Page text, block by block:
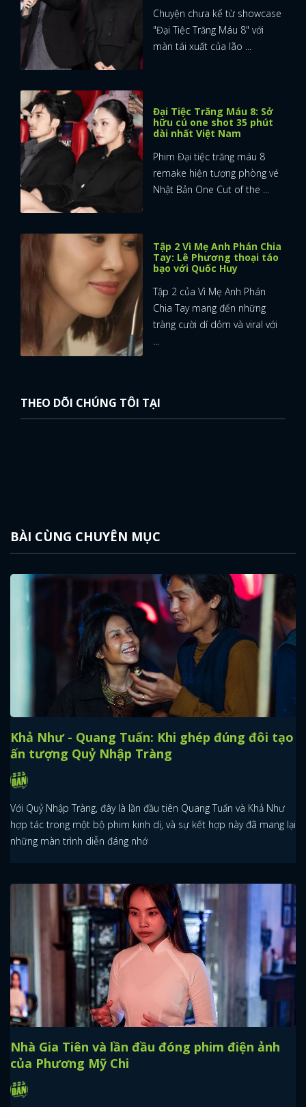
Chuyện chưa kể từ showcase
"Đại Tiệc Trăng Máu 8" với
màn tái xuất của lão ...
Đại Tiệc Trăng Máu 8: Sở
hữu cú one shot 35 phút
dài nhất Việt Nam
Phim Đại tiệc trăng máu 8
remake hiện tượng phòng vé
Nhật Bản One Cut of the ...
Tập 2 Vì Mẹ Anh Phán Chia
Tay: Lê Phương thoại táo
bạo với Quốc Huy
Tập 2 của Vì Mẹ Anh Phán
Chia Tay mang đến những
tràng cười dí dỏm và viral với
...
THEO DÕI CHÚNG TÔI TẠI
BÀI CÙNG CHUYÊN MỤC
Khả Như - Quang Tuấn: Khi ghép đúng đôi tạo
ấn tượng Quỷ Nhập Tràng
Với Quỷ Nhập Tràng, đây là lần đầu tiên Quang Tuấn và Khả Như
hợp tác trong một bộ phim kinh dị, và sự kết hợp này đã mang lại
những màn trình diễn đáng nhớ
Nhà Gia Tiên và lần đầu đóng phim điện ảnh
của Phương Mỹ Chi